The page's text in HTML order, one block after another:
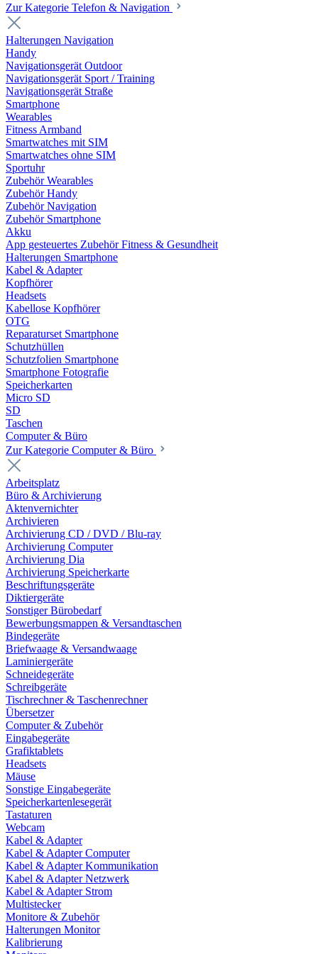
Zur Kategorie Telefon & Navigation
Halterungen Navigation
Handy
Navigationsgerät Outdoor
Navigationsgerät Sport / Training
Navigationsgerät Straße
Smartphone
Wearables
Fitness Armband
Smartwatches mit SIM
Smartwatches ohne SIM
Sportuhr
Zubehör Wearables
Zubehör Handy
Zubehör Navigation
Zubehör Smartphone
Akku
App gesteuertes Zubehör Fitness & Gesundheit
Halterungen Smartphone
Kabel & Adapter
Kopfhörer
Headsets
Kabellose Kopfhörer
OTG
Reparaturset Smartphone
Schutzhüllen
Schutzfolien Smartphone
Smartphone Fotografie
Speicherkarten
Micro SD
SD
Taschen
Computer & Büro
Zur Kategorie Computer & Büro
Arbeitsplatz
Büro & Archivierung
Aktenvernichter
Archivieren
Archivierung CD / DVD / Blu-ray
Archivierung Computer
Archivierung Dia
Archivierung Speicherkarte
Beschriftungsgeräte
Diktiergeräte
Sonstiger Bürobedarf
Bewerbungsmappen & Versandtaschen
Bindegeräte
Briefwaage & Versandwaage
Laminiergeräte
Schneidegeräte
Schreibgeräte
Tischrechner & Taschenrechner
Übersetzer
Computer & Zubehör
Eingabegeräte
Grafiktablets
Headsets
Mäuse
Sonstige Eingabegeräte
Speicherkartenlesegerät
Tastaturen
Webcam
Kabel & Adapter
Kabel & Adapter Computer
Kabel & Adapter Kommunikation
Kabel & Adapter Netzwerk
Kabel & Adapter Strom
Multistecker
Monitore & Zubehör
Halterungen Monitor
Kalibrierung